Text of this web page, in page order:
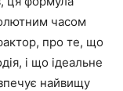
часом
про те, що
і що ідеальне
найвищу